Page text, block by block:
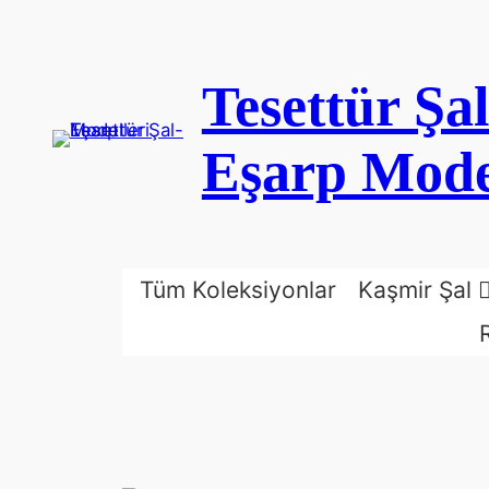
Tesettür
Eşarp
Tüm Koleksiyonlar Kaşmir Şal